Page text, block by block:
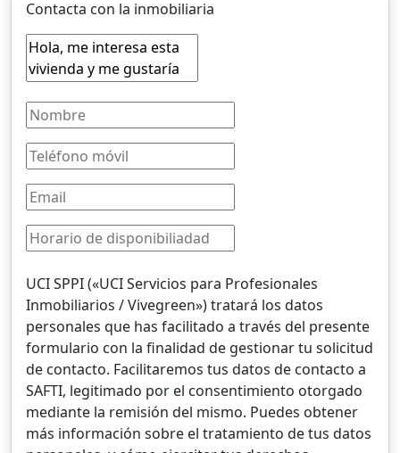
Contacta con la inmobiliaria
UCI SPPI («UCI Servicios para Profesionales
Inmobiliarios / Vivegreen») tratará los datos
personales que has facilitado a través del presente
formulario con la finalidad de gestionar tu solicitud
de contacto. Facilitaremos tus datos de contacto a
SAFTI, legitimado por el consentimiento otorgado
mediante la remisión del mismo. Puedes obtener
más información sobre el tratamiento de tus datos